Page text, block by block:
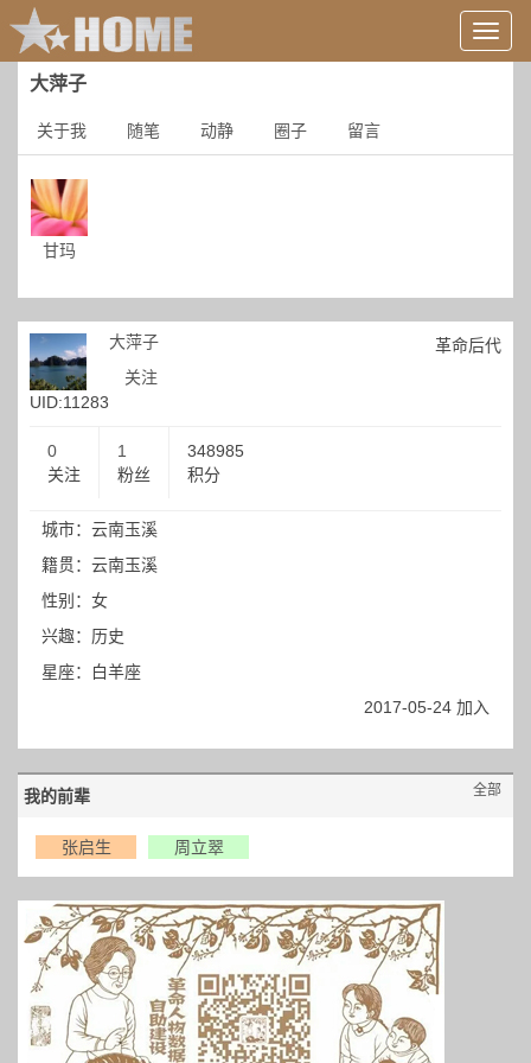
用
户
录
大萍子
关于我 随笔 动静 圈子 留言
甘玛
UID:11283
大萍子
关注
革命后代
0
关注
1
粉丝
348985
积分
城市：云南玉溪
籍贯：云南玉溪
性别：女
兴趣：历史
星座：白羊座
2017-05-24 加入
我的前辈 全部
张启生 周立翠